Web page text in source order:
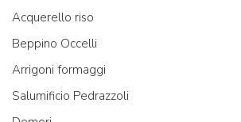
Acquerello riso
Beppino Occelli
Arrigoni formaggi
Salumificio Pedrazzoli